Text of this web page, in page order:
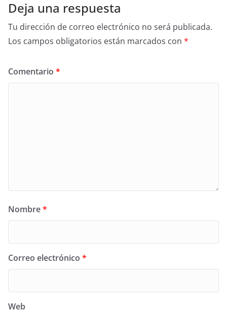
Deja una respuesta
Tu dirección de correo electrónico no será publicada.
Los campos obligatorios están marcados con *
Comentario *
Nombre*
Correo electrónico *
Web